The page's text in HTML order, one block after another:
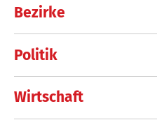
Bezirke
Politik
Wirtschaft